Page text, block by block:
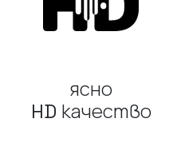
ясно
HD качество